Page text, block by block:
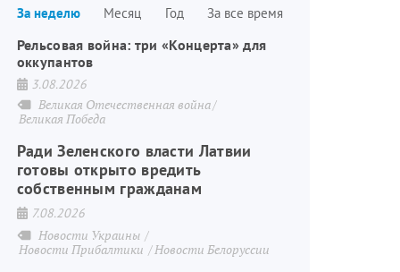
За неделю Месяц Год За все время
страниц
Рельсовая война: три «Концерта» для
оккупантов
3.08.2026
Великая Отечественная война
Великая Победа
Ради Зеленского власти Латвии
готовы открыто вредить
собственным гражданам
7.08.2026
Новости Украины
Новости Прибалтики
Новости Белоруссии